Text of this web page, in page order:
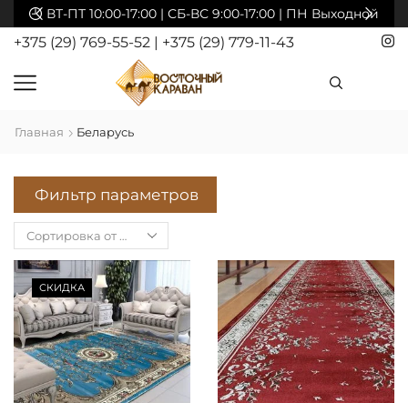
ВТ-ПТ 10:00-17:00 | СБ-ВС 9:00-17:00 | ПН Выходной
+375 (29) 769-55-52 | +375 (29) 779-11-43
Главная Беларусь
Фильтр параметров
СКИДКА